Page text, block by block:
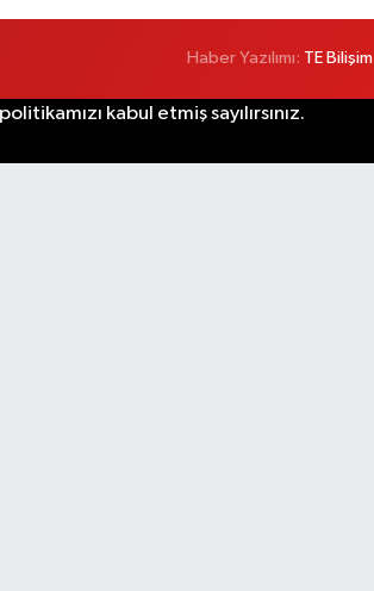
Haber Yazılımı: TE Bilişim
kabul etmiş sayılırsınız.